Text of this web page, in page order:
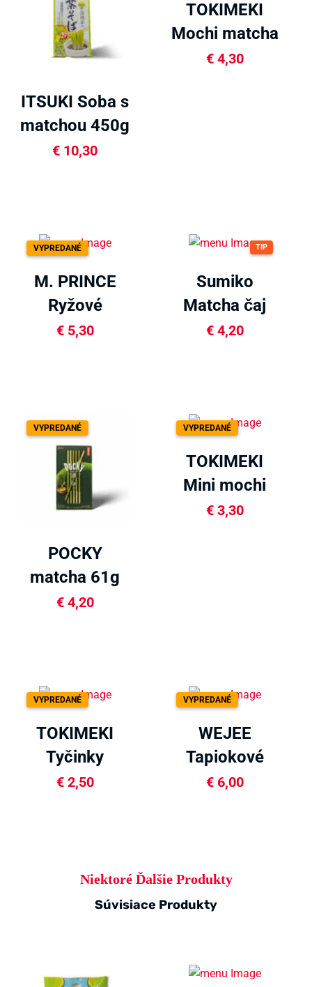
ITSUKI Soba s
matchou 450g
€ 10,30
TOKIMEKI
Mochi matcha
120g
€4,30
VYPREDANÉ
M. PRINCE
Ryžové
tyčinky s
€5,30
TIP
Sumiko
Matcha čaj
30g
€4,20
VYPREDANÉ
POCKY
matcha 61g
€4,20
VYPREDANÉ
TOKIMEKI
Mini mochi
matcha 80g
€3,30
VYPREDANÉ
TOKIMEKI
Tyčinky
matcha 40g
€2,50
VYPREDANÉ
WEJEE
Tapiokové
perly s
€6,00
Niektoré Ďalšie Produkty
Súvisiace Produkty